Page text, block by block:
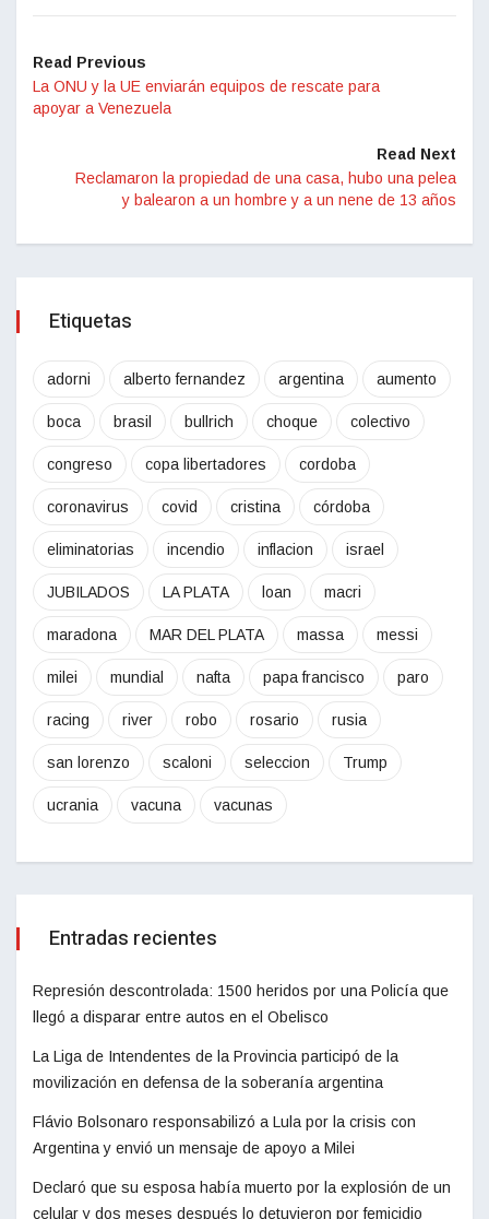
Read Previous
La ONU y la UE enviarán equipos de rescate para
apoyar a Venezuela
Read Next
Reclamaron la propiedad de una casa, hubo una pelea
y balearon a un hombre y a un nene de 13 años
Etiquetas
adorni alberto fernandez argentina aumento
boca brasil bullrich choque colectivo
congreso copa libertadores cordoba
coronavirus covid cristina córdoba
eliminatorias incendio inflacion israel
JUBILADOS LA PLATA loan macri
maradona MAR DEL PLATA massa messi
milei mundial nafta papa francisco paro
racing river robo rosario rusia
san lorenzo scaloni seleccion Trump
ucrania vacuna vacunas
Entradas recientes
Represión descontrolada: 1500 heridos por una Policía que
llegó a disparar entre autos en el Obelisco
La Liga de Intendentes de la Provincia participó de la
movilización en defensa de la soberanía argentina
Flávio Bolsonaro responsabilizó a Lula por la crisis con
Argentina y envió un mensaje de apoyo a Milei
Declaró que su esposa había muerto por la explosión de un
celular y dos meses después lo detuvieron por femicidio